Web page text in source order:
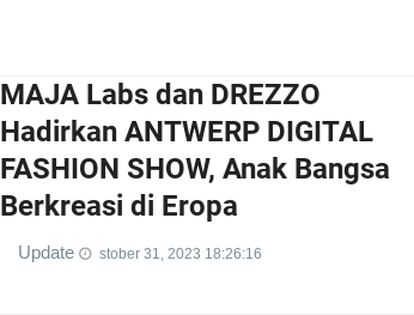
MAJA Labs dan DREZZO
Hadirkan ANTWERP DIGITAL
FASHION SHOW, Anak Bangsa
Berkreasi di Eropa
Update stober 31, 2023 18:26:16